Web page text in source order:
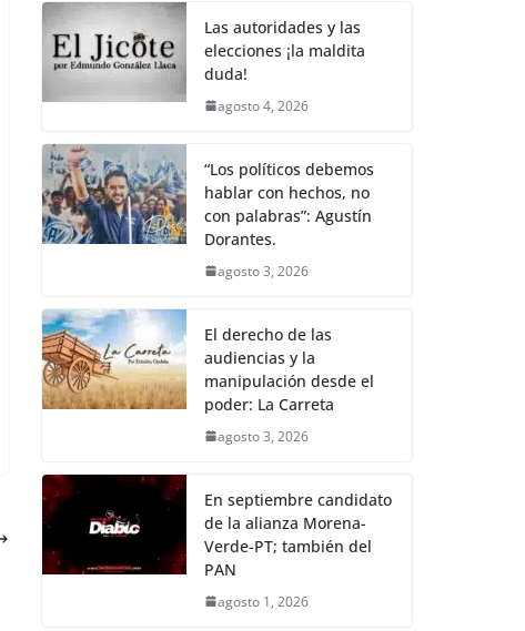
Las autoridades y las
elecciones ¡la maldita
duda!
agosto 4, 2026
“Los políticos debemos
hablar con hechos, no
con palabras”: Agustín
Dorantes.
agosto 3, 2026
El derecho de las
audiencias y la
manipulación desde el
poder: La Carreta
agosto 3, 2026
En septiembre candidato
de la alianza Morena-
Verde-PT; también del
PAN
agosto 1, 2026